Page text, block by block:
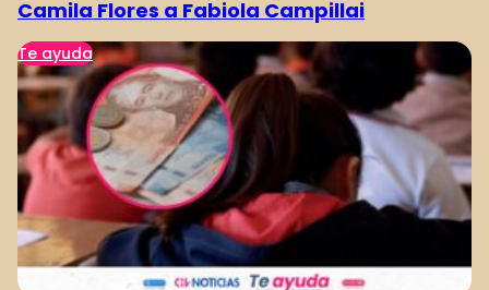
Camila Flores a Fabiola Campillai
Te ayuda